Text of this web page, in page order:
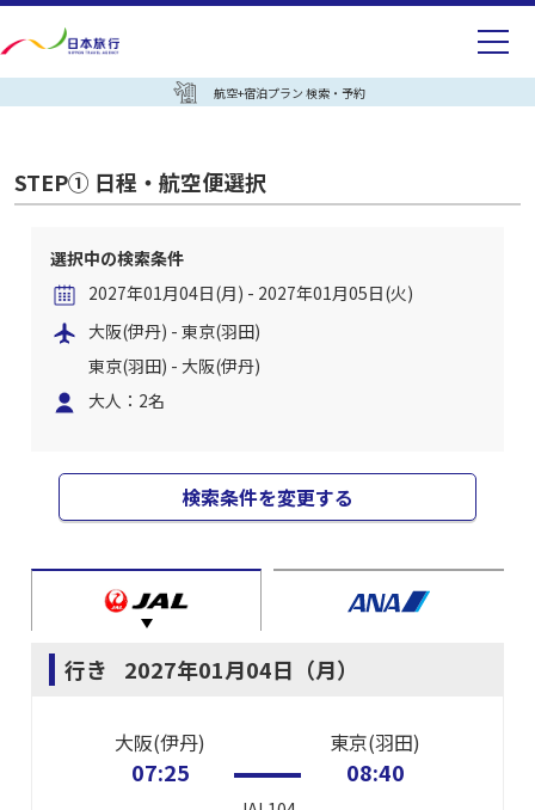
航空+宿泊プラン 検索・予約
STEP① 日程・航空便選択
選択中の検索条件
2027年01月04日(月) - 2027年01月05日(火)
大阪(伊丹) - 東京(羽田)
東京(羽田) - 大阪(伊丹)
大人：2名
検索条件を変更する
行き 2027年01月04日（月）
大阪(伊丹)
07:25
東京(羽田)
08:40